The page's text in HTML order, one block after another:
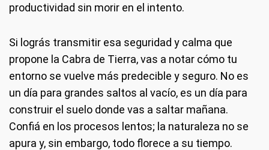
productividad sin morir en el intento.
Si lográs transmitir esa seguridad y calma que
propone la Cabra de Tierra, vas a notar cómo tu
entorno se vuelve más predecible y seguro. No es
un día para grandes saltos al vacío, es un día para
construir el suelo donde vas a saltar mañana.
Confiá en los procesos lentos; la naturaleza no se
apura y, sin embargo, todo florece a su tiempo.